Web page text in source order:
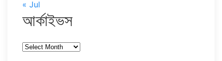
« Jul
আর্কাইভস
আর্কাইভস